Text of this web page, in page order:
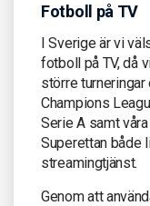
Fotboll på TV
I Sverige är vi
fotboll på TV, då
större
Champions
Serie A samt
Superettan både
streamingtjänst.
Genom att